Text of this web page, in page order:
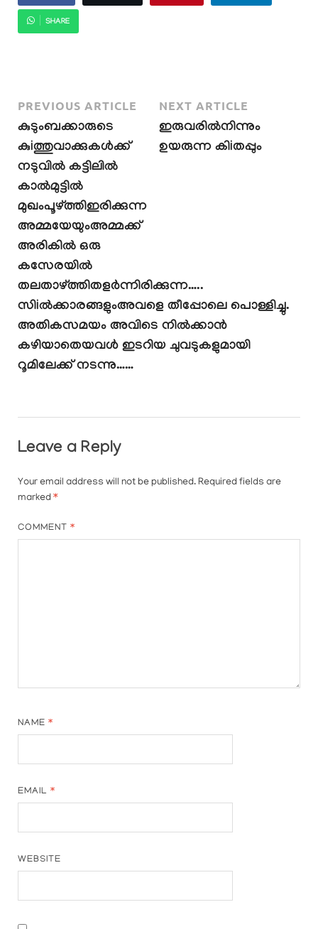
SHARE
PREVIOUS ARTICLE
കുടുംബക്കാരുടെ
കുiത്തുവാക്കുകൾക്ക്
നടുവിൽ കട്ടിലിൽ
കാൽമുട്ടിൽ
മുഖംപൂഴ്ത്തിഇരിക്കുന്ന
അമ്മയേയുംഅമ്മക്ക്
അരികിൽ ഒരു
കസേരയിൽ
തലതാഴ്ത്തിതളർന്നിരിക്കുന്ന…..
NEXT ARTICLE
ഇരുവരിൽനിന്നും
ഉയരുന്ന കിiതപ്പും
സിiൽക്കാരങ്ങളുംഅവളെ തീപ്പോലെ പൊള്ളിച്ചു.
അതികസമയം അവിടെ നിൽക്കാൻ
കഴിയാതെയവൾ ഇടറിയ ചുവടുകളുമായി
റൂമിലേക്ക് നടന്നു……
Leave a Reply
Your email address will not be published. Required fields are
marked *
COMMENT*
NAME*
EMAIL*
WEBSITE